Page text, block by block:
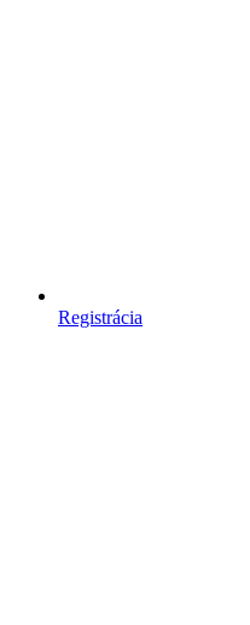
Registrácia